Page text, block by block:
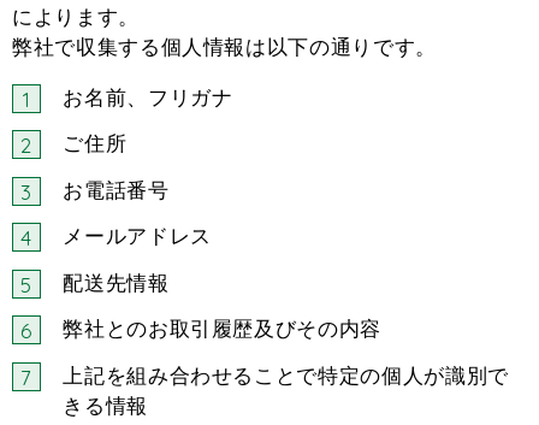
によります。
弊社で収集する個人情報は以下の通りです。
お名前、フリガナ
ご住所
お電話番号
メールアドレス
配送先情報
弊社とのお取引履歴及びその内容
上記を組み合わせることで特定の個人が識別で
きる情報